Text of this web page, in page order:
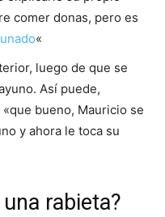
comer donas, pero es
«
luego de que se
Así puede,
bueno, Mauricio se
y ahora le toca su
rabieta?